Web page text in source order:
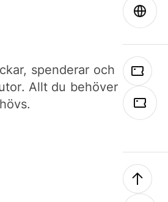
spenderar och
Allt du behöver